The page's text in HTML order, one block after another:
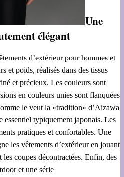
Une
élégant
d’extérieur pour hommes et
et poids, réalisés dans des tissus
et précieux. Les couleurs sont
en couleurs unies sont flanquées
le veut la «tradition» d’Aizawa
essentiel typiquement japonais. Les
pratiques et confortables. Une
les vêtements d’extérieur en jouant
coupes décontractées. Enfin, des
et une série